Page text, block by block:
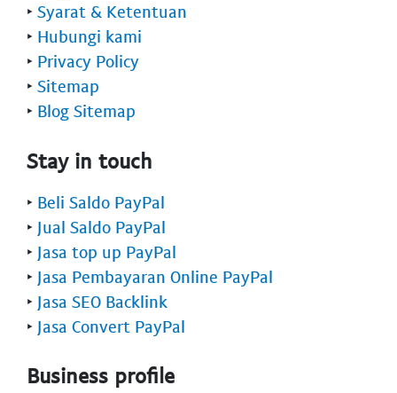
‣ Syarat & Ketentuan
‣ Hubungi kami
‣ Privacy Policy
‣ Sitemap
‣ Blog Sitemap
Stay in touch
‣ Beli Saldo PayPal
‣ Jual Saldo PayPal
‣ Jasa top up PayPal
‣ Jasa Pembayaran Online PayPal
‣ Jasa SEO Backlink
‣ Jasa Convert PayPal
Business profile